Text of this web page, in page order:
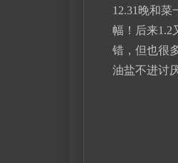
12.31晚和
幅！后来1.2
错，但也很
油盐不进讨